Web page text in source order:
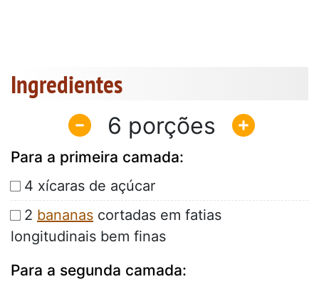
Ingredientes
6
Para a primeira camada:
4 xícaras de açúcar
2 bananas cortadas em fatias
longitudinais bem finas
Para a segunda camada: